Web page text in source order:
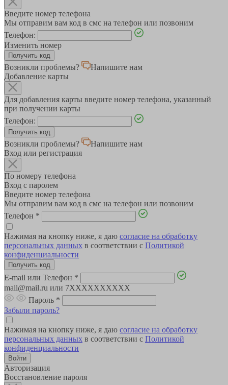
Введите номер телефона
Мы отправим вам код в смс на телефон или позвоним
Телефон:
Изменить номер
Возникли проблемы?
Напишите нам
Добавление карты
Для добавления карты введите номер телефона, указанный
при получении карты
Телефон:
Возникли проблемы?
Напишите нам
Вход или регистрация
По номеру телефона
Вход с паролем
Введите номер телефона
Мы отправим вам код в смс на телефон или позвоним
Телефон *
Нажимая на кнопку ниже, я даю согласие на обработку
персональных данных в соответствии с Политикой
конфиденциальности
E-mail или Телефон *
mail@mail.ru или 7XXXXXXXXXX
Пароль *
Забыли пароль?
Нажимая на кнопку ниже, я даю согласие на обработку
персональных данных в соответствии с Политикой
конфиденциальности
Авторизация
Восстановление пароля